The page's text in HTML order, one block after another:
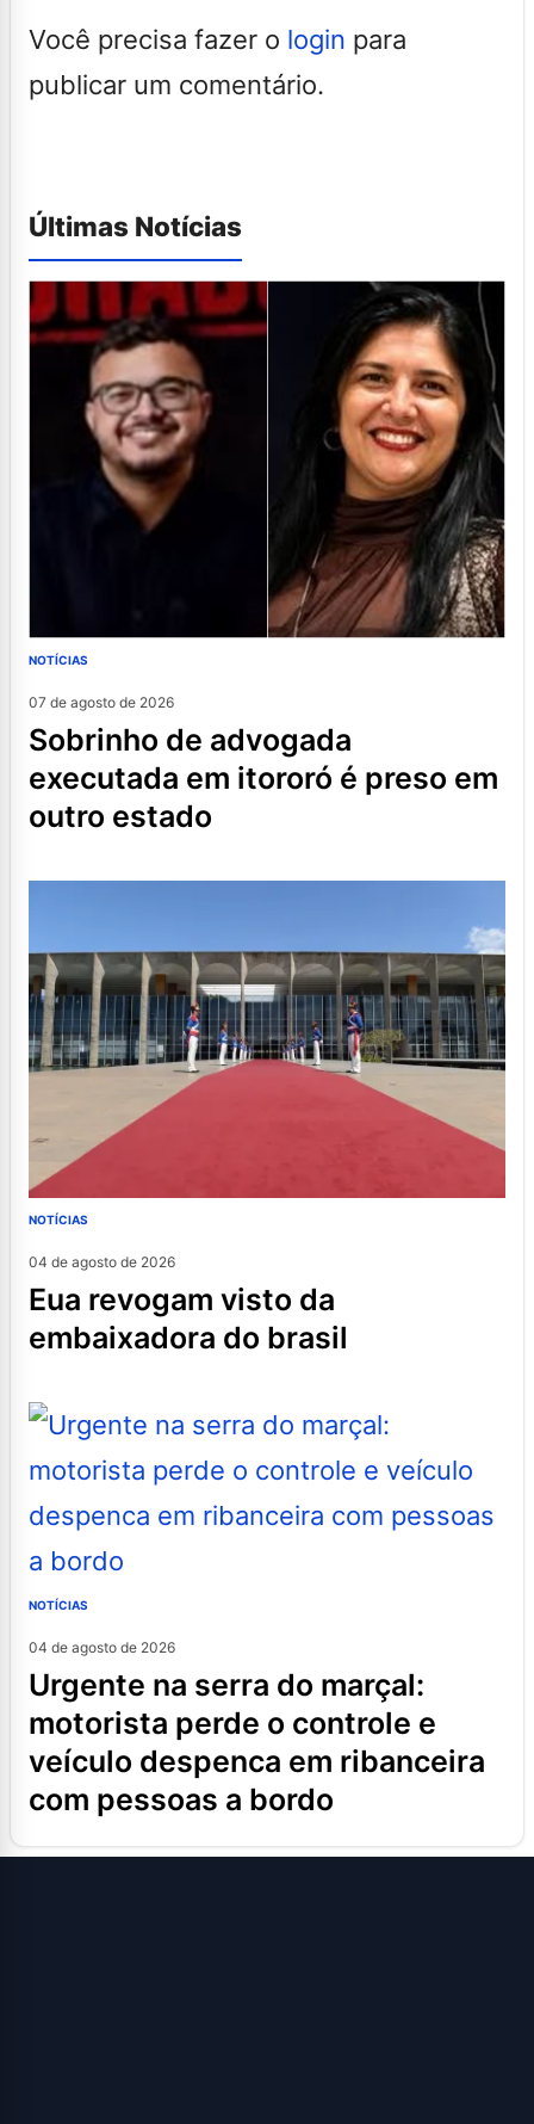
Você precisa fazer o login para
publicar um comentário.
Últimas Notícias
NOTÍCIAS
07 de agosto de 2026
sobrinho de advogada
executada em itororó é preso em
outro estado
NOTÍCIAS
04 de agosto de 2026
eua revogam visto da
embaixadora do brasil
NOTÍCIAS
04 de agosto de 2026
urgente na serra do marçal:
motorista perde o controle e
veículo despenca em ribanceira
com pessoas a bordo